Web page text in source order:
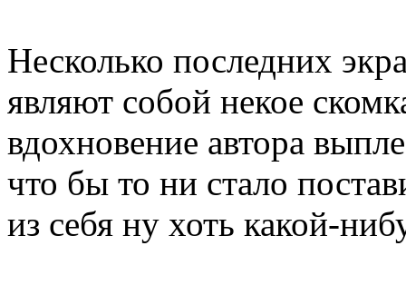
Несколько последних
являют собой некое
вдохновение автора
что бы то ни стало
из себя ну хоть какой-